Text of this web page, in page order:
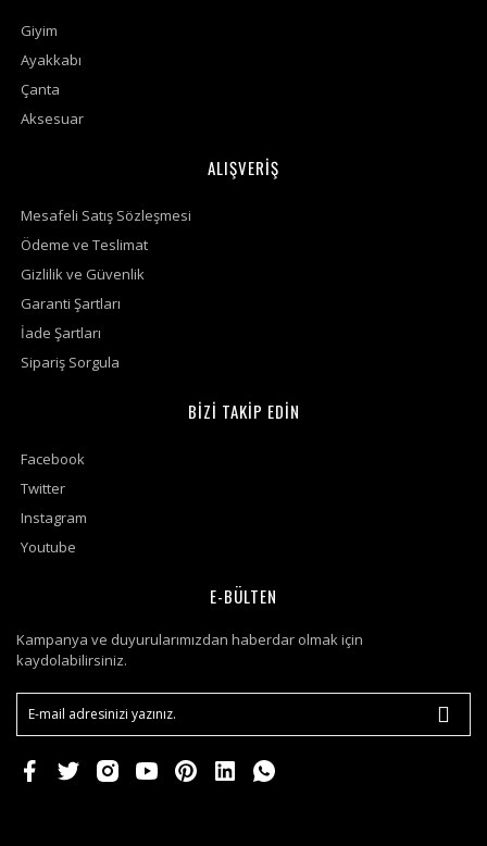
Giyim
Ayakkabı
Çanta
Aksesuar
ALIŞVERİŞ
Mesafeli Satış Sözleşmesi
Ödeme ve Teslimat
Gizlilik ve Güvenlik
Garanti Şartları
İade Şartları
Sipariş Sorgula
BİZİ TAKİP EDİN
Facebook
Twitter
Instagram
Youtube
E-BÜLTEN
Kampanya ve duyurularımızdan haberdar olmak için
kaydolabilirsiniz.